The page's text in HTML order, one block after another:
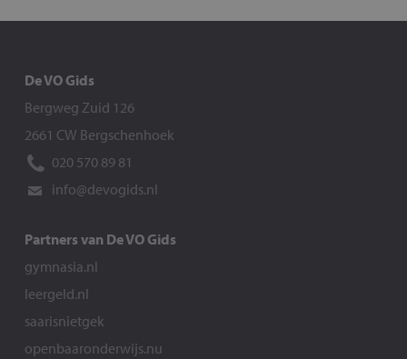
De VO Gids
Bergweg Zuid 126
2661 CW Bergschenhoek
020 570 89 81
info@devogids.nl
Partners van De VO Gids
gymnasia.nl
leergeld.nl
saarisnietgek
openbaaronderwijs.nu